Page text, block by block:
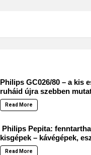
Philips GC026/80 – a kis
ruháid újra szebben
Read More
Philips Pepita:
kisgépek – kávégépek,
Read More